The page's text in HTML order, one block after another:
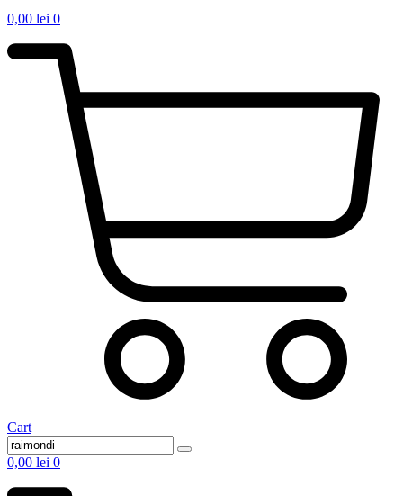
0,00 lei 0
Cart
0,00 lei 0